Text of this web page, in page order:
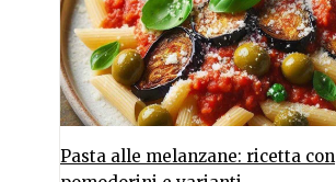
Pasta alle melanzane: ricetta con